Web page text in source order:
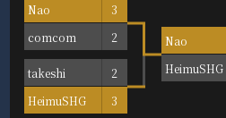
Nao
3
comcom
2
takeshi
2
HeimuSHG
3
Nao
HeimuSHG